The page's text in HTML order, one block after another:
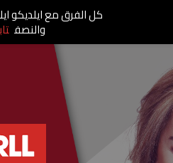
كل الفرق مع ايلديكو
والنصف